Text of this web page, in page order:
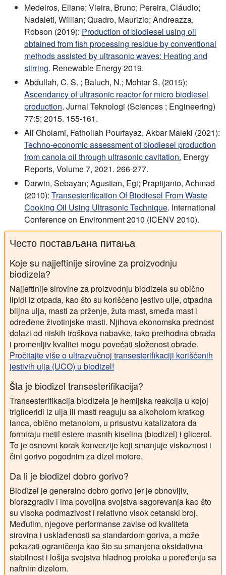
Medeiros, Eliane; Vieira, Bruno; Pereira, Cláudio;
Nadaleti, Willian; Quadro, Maurizio; Andreazza,
Robson (2019): Production of biodiesel using oil
obtained from fish processing residue by conventional
methods assisted by ultrasonic waves: Heating and
stirring. Renewable Energy 2019.
Abdullah, C. S. ; Baluch, N.; Mohtar S. (2015):
Ascendancy of ultrasonic reactor for micro biodiesel
production. Jurnal Teknologi (Sciences ; Engineering)
77:5; 2015. 155-161.
Ali Gholami, Fathollah Pourfayaz, Akbar Maleki (2021):
Techno-economic assessment of biodiesel production
from canola oil through ultrasonic cavitation. Energy
Reports, Volume 7, 2021. 266-277.
Darwin, Sebayan; Agustian, Egi; Praptijanto, Achmad
(2010): Transesterification Of Biodiesel From Waste
Cooking Oil Using Ultrasonic Technique. International
Conference on Environment 2010 (ICENV 2010).
Често постављана питања
Koje su najjeftinije sirovine za proizvodnju
biodizela?
Najjeftinije sirovine za proizvodnju biodizela su obično
lipidi iz otpada, kao što su korišćeno jestivo ulje, otpadna
biljna ulja, masti za prženje, žuta mast, smeđa mast i
određene životinjske masti. Njihova ekonomska prednost
dolazi od niskih troškova nabavke, iako prethodna obrada
i promenljiv kvalitet mogu povećati složenost obrade.
Pročitajte više o ultrazvučnoj transesterifikaciji korišćenih
jestivih ulja (UCO) u biodizel!
Šta je biodizel transesterifikacija?
Transesterifikacija biodizela je hemijska reakcija u kojoj
trigliceridi iz ulja ili masti reaguju sa alkoholom kratkog
lanca, obično metanolom, u prisustvu katalizatora da
formiraju metil estere masnih kiselina (biodizel) i glicerol.
To je osnovni korak konverzije koji smanjuje viskoznost i
čini gorivo pogodnim za dizel motore.
Da li je biodizel dobro gorivo?
Biodizel je generalno dobro gorivo jer je obnovljiv,
biorazgradiv i ima povoljna svojstva sagorevanja kao što
su visoka podmazivost i relativno visok cetanski broj.
Međutim, njegove performanse zavise od kvaliteta
sirovina i usklađenosti sa standardom goriva, a može
pokazati ograničenja kao što su smanjena oksidativna
stabilnost i lošija svojstva hladnog protoka u poređenju sa
naftnim dizelom.